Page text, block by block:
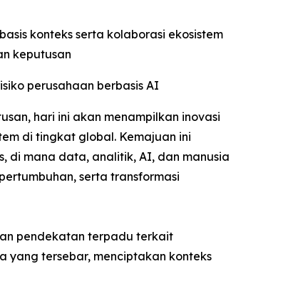
konteks serta kolaborasi ekosistem
keputusan
perusahaan berbasis AI
hari ini akan menampilkan inovasi
di tingkat global. Kemajuan ini
di mana data, analitik, AI, dan manusia
serta transformasi
pendekatan terpadu terkait
yang tersebar, menciptakan konteks